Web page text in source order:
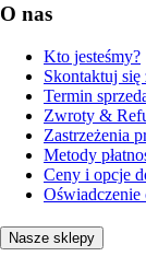
O nas
Kto jesteśmy?
Skontaktuj się
Termin
Zwroty &
Zastrzeżenia
Metody
Ceny i opcje
Oświadczenie
Nasze sklepy